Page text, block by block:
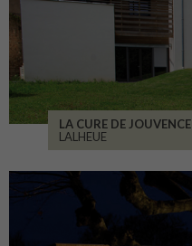
LA CURE DE JOUVENCE
LALHEUE